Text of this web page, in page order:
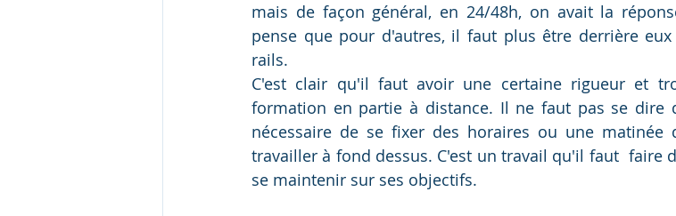
mais de façon général, en 24/48h, on avait la
pense que pour d'autres, il faut plus être derrière
rails.
C'est clair qu'il faut avoir une certaine rigueur et
formation en partie à distance. Il ne faut pas se dire
nécessaire de se fixer des horaires ou une
travailler à fond dessus. C'est un travail qu'il faut  faire
se maintenir sur ses objectifs.